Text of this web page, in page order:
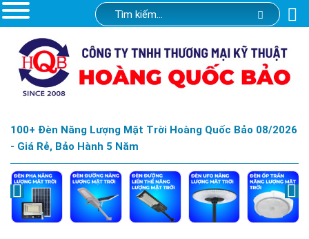
100+ Đèn Năng Lượng Mặt Trời Hoàng Quốc Bảo 08/2026
- Giá Rẻ, Bảo Hành 5 Năm